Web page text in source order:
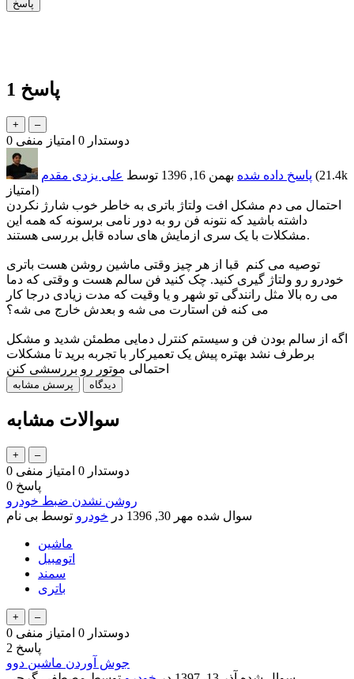
1 پاسخ
0 دوستدار 0 امتیاز منفی
پاسخ داده شده بهمن 16, 1396 توسط علی یزدی مقدم (
21.4k
امتیاز)
احتمال می دم مشکل افت ولتاژ باتری به خاطر خوب شارژ نکردن
داشته باشید که نتونه فن رو به دور نامی برسونه که همه این
مشکلات با یک سری ازمایش های ساده قابل بررسی هستند.
توصیه می کنم قبا از هر چیز وقتی ماشین روشن هست باتری
خودرو رو ولتاژ گیری کنید. چک کنید فن سالم هست و وقتی که دما
می ره بالا مثل رانندگی تو شهر و یا وقیت که مدت زیادی درجا کار
می کنه فن استارت می شه و بعدش خارج می شه؟
اگه از سالم بودن فن و سیستم کنترل دمایی مطمئن شدید و مشکل
برطرف نشد بهتره پیش یک تعمیرکار با تجربه برید تا مشکلات
احتمالی موتور رو بررسشی کنن
سوالات مشابه
0 دوستدار 0 امتیاز منفی
0 پاسخ
روشن نشدن ضبط خودرو
سوال شده مهر 30, 1396 در خودرو توسط بی نام
ماشین
اتومبیل
سمند
باتری
0 دوستدار 0 امتیاز منفی
2 پاسخ
جوش آوردن ماشین دوو